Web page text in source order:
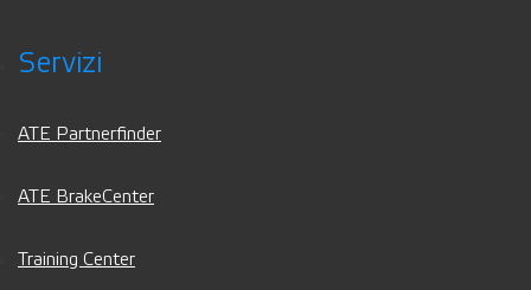
Servizi
ATE Partnerfinder
ATE BrakeCenter
Training Center